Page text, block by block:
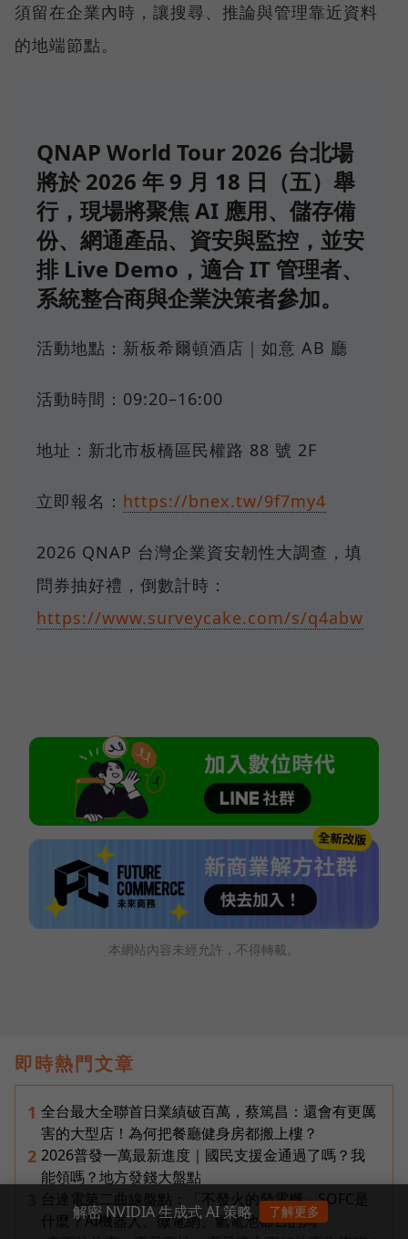
須留在企業內時，讓搜尋、推論與管理靠近資料
的地端節點。
QNAP World Tour 2026 台北場
將於 2026 年 9 月 18 日（五）舉
行，現場將聚焦 AI 應用、儲存備
份、網通產品、資安與監控，並安
排 Live Demo，適合 IT 管理者、
系統整合商與企業決策者參加。
活動地點：新板希爾頓酒店｜如意 AB 廳
活動時間：09:20–16:00
地址：新北市板橋區民權路 88 號 2F
立即報名： https://bnex.tw/9f7my4
2026 QNAP 台灣企業資安韌性大調查，填
問券抽好禮，倒數計時：
https://www.surveycake.com/s/q4abw
本網站內容未經允許，不得轉載。
即時熱門文章
1 全台最大全聯首日業績破百萬，蔡篤昌：還會有更厲
害的大型店！為何把餐廳健身房都搬上樓？
2 2026普發一萬最新進度｜國民支援金通過了嗎？我
能領嗎？地方發錢大盤點
台達電第二曲線盤點：「不發火的發電機」SOFC是
什麼？AI機器人、微電網、氫電池都它的局
解密 NVIDIA 生成式 AI 策略 了解更多